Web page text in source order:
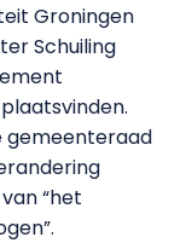
Groningen
Schuiling
gemeenteraad
“het